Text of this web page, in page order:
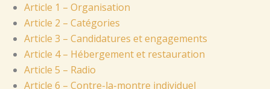
Article 1 – Organisation
Article 2 – Catégories
Article 3 – Candidatures et engagements
Article 4 – Hébergement et restauration
Article 5 – Radio
Article 6 – Contre-la-montre individuel